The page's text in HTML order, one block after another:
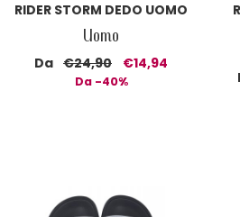
RIDER STORM DEDO UOMO
Uomo
Da €24,90 €14,94
Da -40%